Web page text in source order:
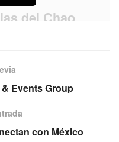
del Chao
de sabores ardientes,
cantonesa con
autor en
para activar
Events Group
con México